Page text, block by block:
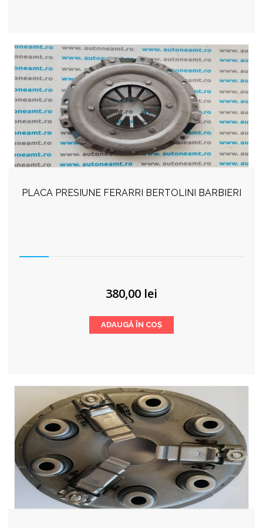
PLACA PRESIUNE FERARRI BERTOLINI BARBIERI
380,00 lei
ADAUGĂ ÎN COȘ